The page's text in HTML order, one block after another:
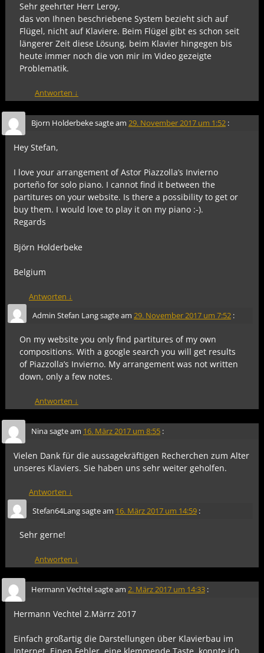
Sehr geehrter Herr Leroy,
das von Ihnen beschriebene System bezieht sich auf
Flügel, nicht auf Klaviere. Beim Flügel gibt es schon seit
längerer Zeit diese Lösung, beim Klavier hingegen bis
heute immer noch die von mir im Video gezeigte
Problematik.
Antworten ↓
Bjorn Holderbekesagte am 29. November 2017 um 1:52 :
Hey Stefan,
I love your arrangement of Astor Piazzolla’s Invierno
porteño for solo piano. I cannot find it between the
partitures on your website. Is there a possibility to get or
buy them. I would love to play it on my piano :-).
Regards
Björn Holderbeke
Belgium
Antworten ↓
Admin Stefan Langsagte am 29. November 2017 um 7:52 :
On my website you only find partitures of my own
compositions. With a google search you will get results
of Piazzolla’s Invierno. My arrangement was not written
down, only a few notes.
Antworten ↓
Ninasagte am 16. März 2017 um 8:55 :
Vielen Dank für die aussagekräftigen Recherchen zum Alter
unseres Klaviers. Sie haben uns sehr weiter geholfen.
Antworten ↓
Stefan64Langsagte am 16. März 2017 um 14:59 :
Sehr gerne!
Antworten ↓
Hermann Vechtelsagte am 2. März 2017 um 14:33 :
Hermann Vechtel 2.Märrz 2017
Einfach großartig die Darstellungen über Klavierbau im